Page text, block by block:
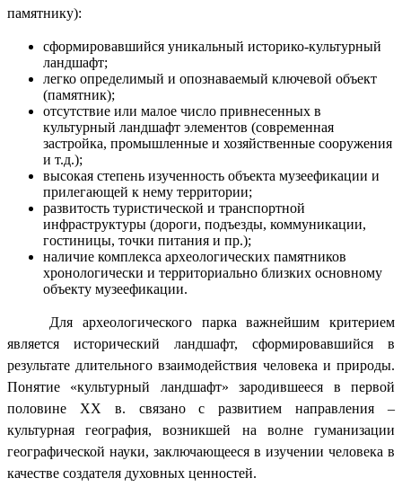
памятнику):
сформировавшийся уникальный историко-культурный
ландшафт;
легко определимый и опознаваемый ключевой объект
(памятник);
отсутствие или малое число привнесенных в
культурный ландшафт элементов (современная
застройка, промышленные и хозяйственные сооружения
и т.д.);
высокая степень изученность объекта музеефикации и
прилегающей к нему территории;
развитость туристической и транспортной
инфраструктуры (дороги, подъезды, коммуникации,
гостиницы, точки питания и пр.);
наличие комплекса археологических памятников
хронологически и территориально близких основному
объекту музеефикации.
Для археологического парка важнейшим критерием
является исторический ландшафт, сформировавшийся в
результате длительного взаимодействия человека и природы.
Понятие «культурный ландшафт» зародившееся в первой
половине ХХ в. связано с развитием направления –
культурная география, возникшей на волне гуманизации
географической науки, заключающееся в изучении человека в
качестве создателя духовных ценностей.